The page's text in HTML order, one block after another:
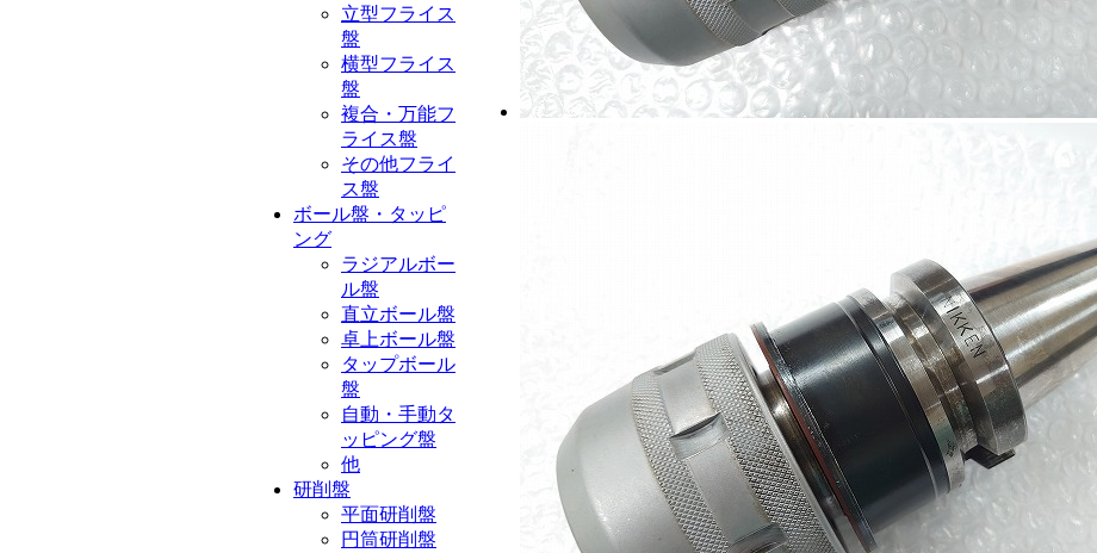
立型フライス
盤
横型フライス
盤
複合・万能フ
ライス盤
その他フライ
ス盤
ボール盤・タッピ
ング
ラジアルボー
ル盤
直立ボール盤
卓上ボール盤
タップボール
盤
自動・手動タ
ッピング盤
他
研削盤
平面研削盤
円筒研削盤